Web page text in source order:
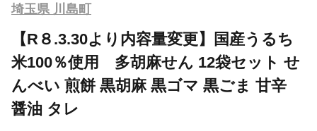
埼玉県 川島町
【R８.3.30より内容量変更】国産うるち
米100％使用 多胡麻せん 12袋セット せ
んべい 煎餅 黒胡麻 黒ゴマ 黒ごま 甘辛
醤油 タレ